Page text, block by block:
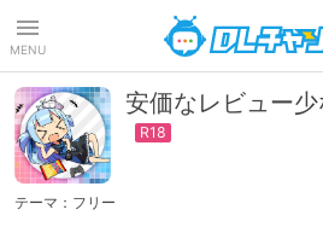
MENU
安価なレビュー少
テーマ：フリー